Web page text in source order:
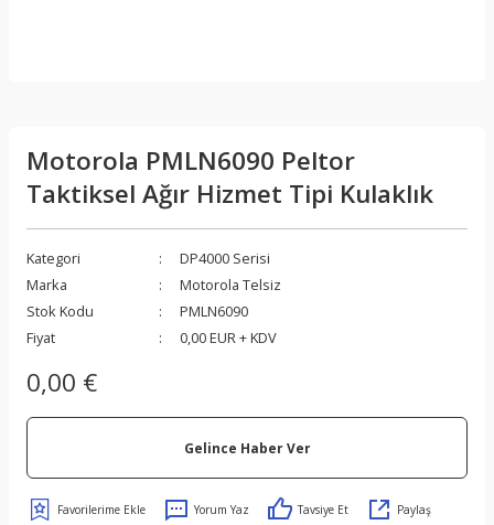
Motorola PMLN6090 Peltor
Taktiksel Ağır Hizmet Tipi Kulaklık
Kategori
DP4000 Serisi
Marka
Motorola Telsiz
Stok Kodu
PMLN6090
Fiyat
0,00 EUR + KDV
0,00 €
Gelince Haber Ver
Yorum Yaz Tavsiye Et Paylaş